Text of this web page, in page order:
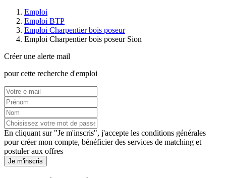
Emploi
Emploi BTP
Emploi Charpentier bois poseur
Emploi Charpentier bois poseur Sion
Créer une alerte mail
pour cette recherche d'emploi
En cliquant sur "Je m'inscris", j'accepte les conditions générales
pour créer mon compte, bénéficier des services de matching et
postuler aux offres
Je m'inscris